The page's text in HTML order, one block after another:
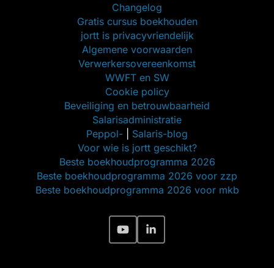
Changelog
Gratis cursus boekhouden
jortt is privacyvriendelijk
Algemene voorwaarden
Verwerkersovereenkomst
WWFT en SW
Cookie policy
Beveiliging en betrouwbaarheid
Salarisadministratie
Peppol-
Salaris-blog
Voor wie is jortt geschikt?
Beste boekhoudprogramma 2026
Beste boekhoudprogramma 2026 voor zzp
Beste boekhoudprogramma 2026 voor mkb